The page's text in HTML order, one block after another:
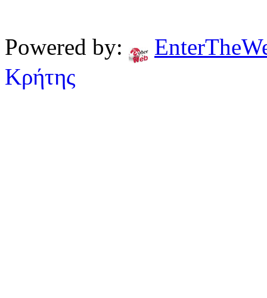
Powered by:
Κρήτης